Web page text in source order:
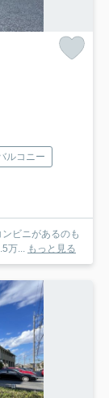
ルコニー
ビニがあるのも
万... もっと見る